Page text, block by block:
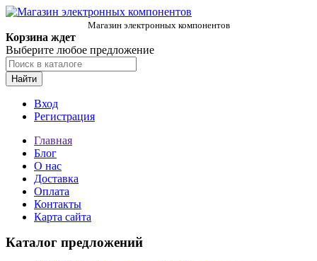
Магазин электронных компонентов
Корзина ждет
Выберите любое предложение
Найти
Вход
Регистрация
Главная
Блог
О нас
Доставка
Оплата
Контакты
Карта сайта
Каталог предложений